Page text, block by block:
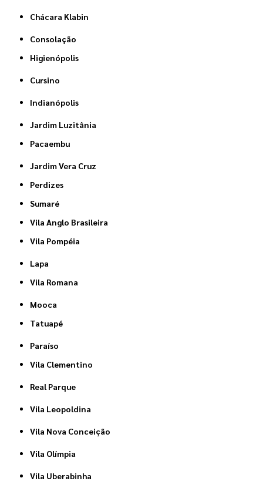
Chácara Klabin
Consolação
Higienópolis
Cursino
Indianópolis
Jardim Luzitânia
Pacaembu
Jardim Vera Cruz
Perdizes
Sumaré
Vila Anglo Brasileira
Vila Pompéia
Lapa
Vila Romana
Mooca
Tatuapé
Paraíso
Vila Clementino
Real Parque
Vila Leopoldina
Vila Nova Conceição
Vila Olímpia
Vila Uberabinha